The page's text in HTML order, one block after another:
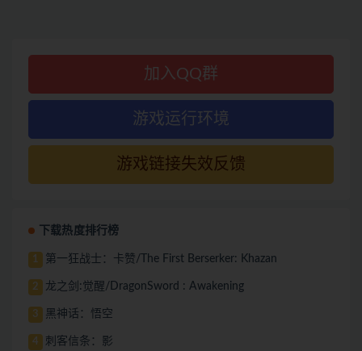
加入QQ群
游戏运行环境
游戏链接失效反馈
下载热度排行榜
1 第一狂战士：卡赞/The First Berserker: Khazan
2 龙之剑:觉醒/DragonSword : Awakening
3 黑神话：悟空
4 刺客信条：影